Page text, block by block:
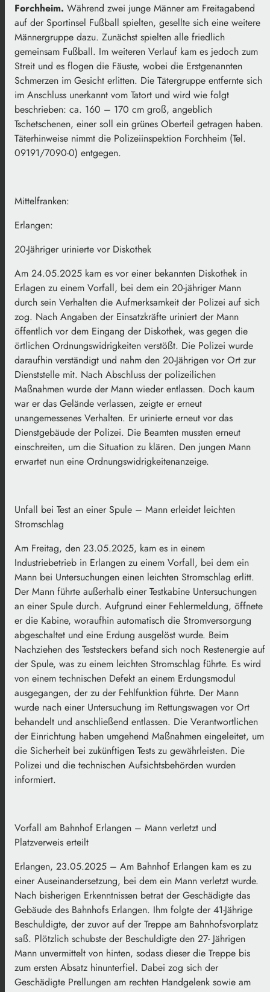
Forchheim. Während zwei junge Männer am Freitagabend
auf der Sportinsel Fußball spielten, gesellte sich eine weitere
Männergruppe dazu. Zunächst spielten alle friedlich
gemeinsam Fußball. Im weiteren Verlauf kam es jedoch zum
Streit und es flogen die Fäuste, wobei die Erstgenannten
Schmerzen im Gesicht erlitten. Die Tätergruppe entfernte sich
im Anschluss unerkannt vom Tatort und wird wie folgt
beschrieben: ca. 160 – 170 cm groß, angeblich
Tschetschenen, einer soll ein grünes Oberteil getragen haben.
Täterhinweise nimmt die Polizeiinspektion Forchheim (Tel.
09191/7090-0) entgegen.
Mittelfranken:
Erlangen:
20-Jähriger urinierte vor Diskothek
Am 24.05.2025 kam es vor einer bekannten Diskothek in
Erlagen zu einem Vorfall, bei dem ein 20-jähriger Mann
durch sein Verhalten die Aufmerksamkeit der Polizei auf sich
zog. Nach Angaben der Einsatzkräfte uriniert der Mann
öffentlich vor dem Eingang der Diskothek, was gegen die
örtlichen Ordnungswidrigkeiten verstößt. Die Polizei wurde
daraufhin verständigt und nahm den 20-Jährigen vor Ort zur
Dienststelle mit. Nach Abschluss der polizeilichen
Maßnahmen wurde der Mann wieder entlassen. Doch kaum
war er das Gelände verlassen, zeigte er erneut
unangemessenes Verhalten. Er urinierte erneut vor das
Dienstgebäude der Polizei. Die Beamten mussten erneut
einschreiten, um die Situation zu klären. Den jungen Mann
erwartet nun eine Ordnungswidrigkeitenanzeige.
Unfall bei Test an einer Spule – Mann erleidet leichten
Stromschlag
Am Freitag, den 23.05.2025, kam es in einem
Industriebetrieb in Erlangen zu einem Vorfall, bei dem ein
Mann bei Untersuchungen einen leichten Stromschlag erlitt.
Der Mann führte außerhalb einer Testkabine Untersuchungen
an einer Spule durch. Aufgrund einer Fehlermeldung, öffnete
er die Kabine, woraufhin automatisch die Stromversorgung
abgeschaltet und eine Erdung ausgelöst wurde. Beim
Nachziehen des Teststeckers befand sich noch Restenergie auf
der Spule, was zu einem leichten Stromschlag führte. Es wird
von einem technischen Defekt an einem Erdungsmodul
ausgegangen, der zu der Fehlfunktion führte. Der Mann
wurde nach einer Untersuchung im Rettungswagen vor Ort
behandelt und anschließend entlassen. Die Verantwortlichen
der Einrichtung haben umgehend Maßnahmen eingeleitet, um
die Sicherheit bei zukünftigen Tests zu gewährleisten. Die
Polizei und die technischen Aufsichtsbehörden wurden
informiert.
Vorfall am Bahnhof Erlangen – Mann verletzt und
Platzverweis erteilt
Erlangen, 23.05.2025 – Am Bahnhof Erlangen kam es zu
einer Auseinandersetzung, bei dem ein Mann verletzt wurde.
Nach bisherigen Erkenntnissen betrat der Geschädigte das
Gebäude des Bahnhofs Erlangen. Ihm folgte der 41-Jährige
Beschuldigte, der zuvor auf der Treppe am Bahnhofsvorplatz
saß. Plötzlich schubste der Beschuldigte den 27- Jährigen
Mann unvermittelt von hinten, sodass dieser die Treppe bis
zum ersten Absatz hinunterfiel. Dabei zog sich der
Geschädigte Prellungen am rechten Handgelenk sowie am